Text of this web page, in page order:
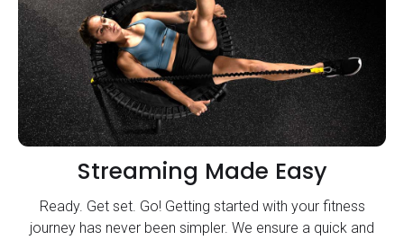
Streaming Made Easy
Ready. Get set. Go! Getting started with your fitness
journey has never been simpler. We ensure a quick and